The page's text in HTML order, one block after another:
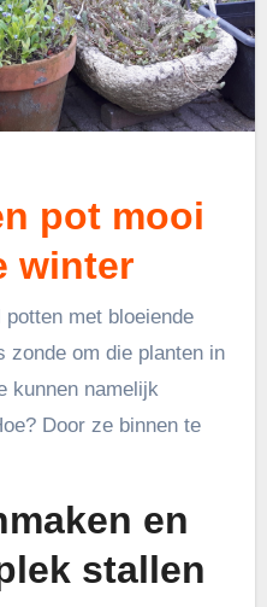
pot mooi
winter
zonde om die planten in
kunnen namelijk
Door ze binnen te
en
stallen